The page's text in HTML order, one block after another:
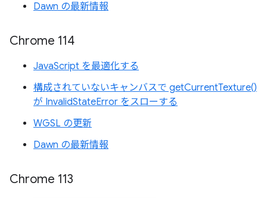
Dawn の最新情報
Chrome 114
JavaScript を最適化する
構成されていないキャンバスで getCurrentTexture()
が InvalidStateError をスローする
WGSL の更新
Dawn の最新情報
Chrome 113